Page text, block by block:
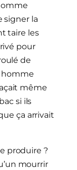
signer la
taire les
pour
de
homme
même
si ils
ça arrivait
produire ?
mourrir